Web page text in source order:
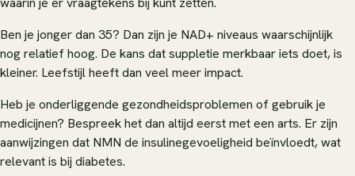
Ben je jonger dan 35? Dan zijn je NAD+ niveaus waarschijnlijk
nog relatief hoog. De kans dat suppletie merkbaar iets doet, is
kleiner. Leefstijl heeft dan veel meer impact.
Heb je onderliggende gezondheidsproblemen of gebruik je
medicijnen? Bespreek het dan altijd eerst met een arts. Er zijn
aanwijzingen dat NMN de insulinegevoeligheid beïnvloedt, wat
relevant is bij diabetes.